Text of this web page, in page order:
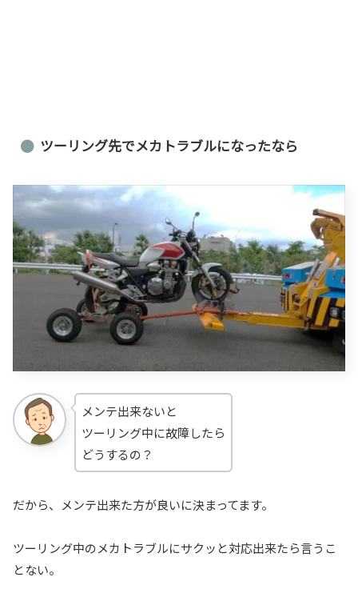
ツーリング先でメカトラブルになったなら
メンテ出来ないと
ツーリング中に故障したら
どうするの？
だから、メンテ出来た方が良いに決まってます。
ツーリング中のメカトラブルにサクッと対応出来たら言うこ
とない。